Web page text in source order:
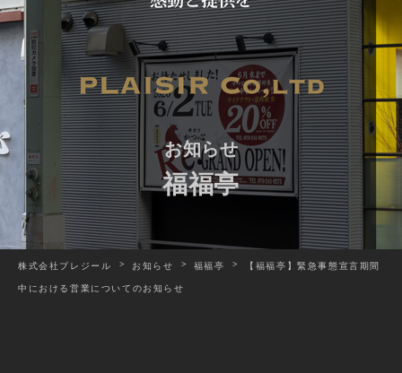
お知らせ
福福亭
株式会社プレジール お知らせ 福福亭 【福福亭】緊急事態宣言期間
中における営業についてのお知らせ